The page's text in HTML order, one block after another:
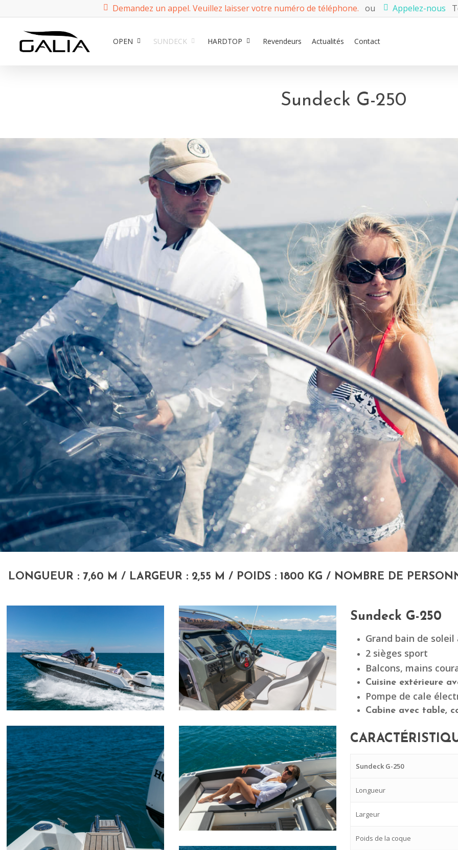
Demandez un appel. Veuillez laisser votre numéro de téléphone. ou Appelez-nous
OPEN SUNDECK HARDTOP Revendeurs Actualités Contact
Sundeck G-250
LONGUEUR : 7,60 M / LARGEUR : 2,55 M / POIDS : 1800 KG / NOMBRE DE
Sundeck G-250
Grand bain de soleil
2 sièges sport
Balcons, mains
Cuisine extérieure
Pompe de cale
Cabine avec table,
Sundeck G-250
Longueur
Largeur
Poids de la coque